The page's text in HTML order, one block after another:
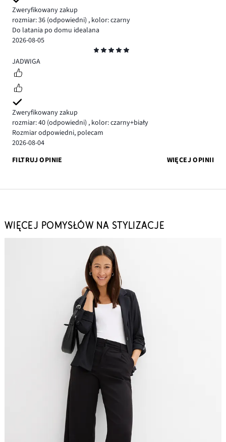
Zweryfikowany zakup
rozmiar: 36 (odpowiedni) , kolor: czarny
Do latania po domu idealana
2026-08-05
5
JADWIGA
Zweryfikowany zakup
rozmiar: 40 (odpowiedni) , kolor: czarny+biały
Rozmiar odpowiedni, polecam
2026-08-04
FILTRUJ OPINIE
WIĘCEJ OPINII
WIĘCEJ POMYSŁÓW NA STYLIZACJE